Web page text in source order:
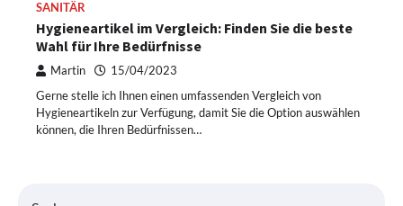
SANITÄR
Hygieneartikel im Vergleich: Finden Sie die beste
Wahl für Ihre Bedürfnisse
Martin 15/04/2023
Gerne stelle ich Ihnen einen umfassenden Vergleich von
Hygieneartikeln zur Verfügung, damit Sie die Option auswählen
können, die Ihren Bedürfnissen…